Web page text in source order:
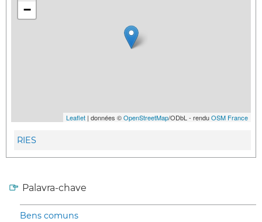
−
Leaflet | données ©OpenStreetMap/ODbL - renduOSM France
RIES
Palavra-chave
Bens comuns